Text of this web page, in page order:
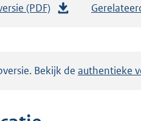
(PDF)
a
Bekijk de authentieke